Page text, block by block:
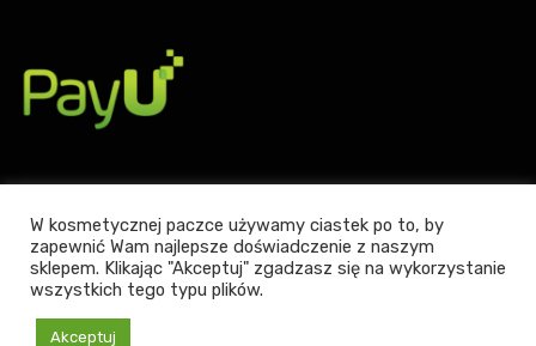
Powered by WordPress |Theme:Letoby aThemes.
W kosmetycznej paczce używamy ciastek po to, by
zapewnić Wam najlepsze doświadczenie z naszym
sklepem. Klikając "Akceptuj" zgadzasz się na wykorzystanie
wszystkich tego typu plików.
Akceptuj